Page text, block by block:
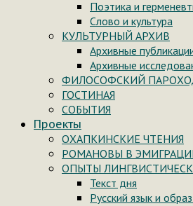
Поэтика и
Слово и культура
КУЛЬТУРНЫЙ АРХИВ
Архивные
Архивные
ФИЛОСОФСКИЙ
ГОСТИНАЯ
СОБЫТИЯ
Проекты
ОХАПКИНСКИЕ ЧТЕНИЯ
РОМАНОВЫ В
ОПЫТЫ
Текст дня
Русский язык и